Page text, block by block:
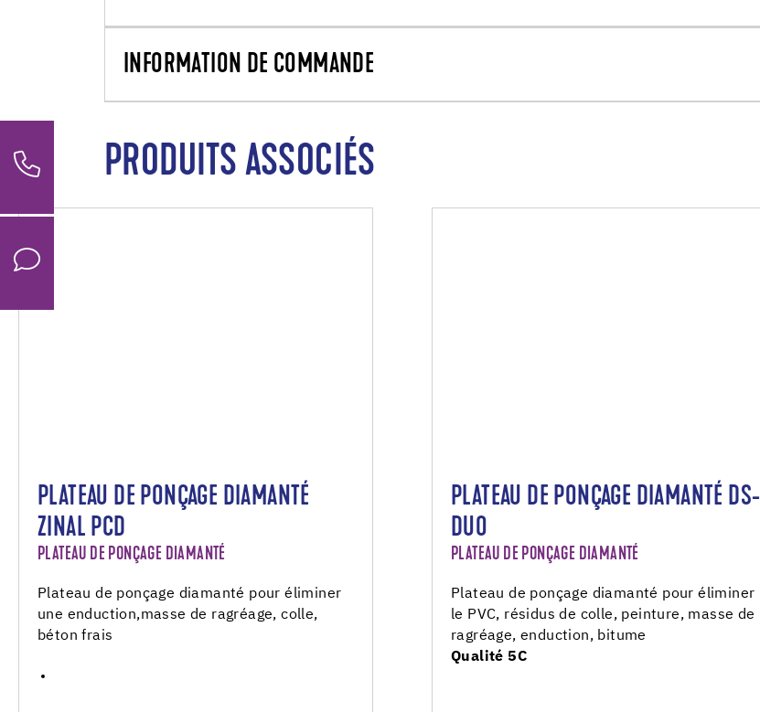
INFORMATION DE COMMANDE
PRODUITS ASSOCIÉS
PLATEAU DE PONÇAGE DIAMANTÉ
ZINAL PCD
PLATEAU DE PONÇAGE DIAMANTÉ
Plateau de ponçage diamanté pour éliminer
une enduction,masse de ragréage, colle,
béton frais
PLATEAU DE PONÇAGE DIAMANTÉ DS-
DUO
PLATEAU DE PONÇAGE DIAMANTÉ
Plateau de ponçage diamanté pour éliminer
le PVC, résidus de colle, peinture, masse de
ragréage, enduction, bitume
Qualité 5C